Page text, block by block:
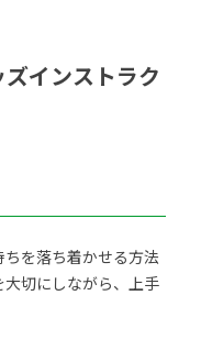
インストラク
を落ち着かせる方法
切にしながら、上手